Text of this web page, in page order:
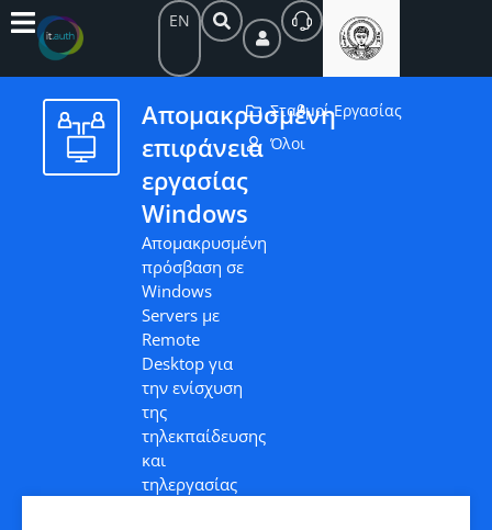
EN
Απομακρυσμένη
επιφάνεια
εργασίας
Windows
Απομακρυσμένη
πρόσβαση σε
Windows
Servers με
Remote
Desktop για
την ενίσχυση
της
τηλεκπαίδευσης
και
τηλεργασίας
Σταθμοί Εργασίας
Όλοι